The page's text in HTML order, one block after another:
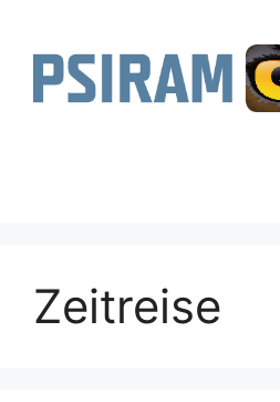
springen
Zeitreise